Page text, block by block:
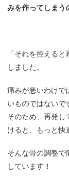
みを作ってしまう
「それを控える
しました。
痛みが悪いわけで
いものではないで
そのため、再発し
けると、もっと快
そんな骨の調整で
しています！